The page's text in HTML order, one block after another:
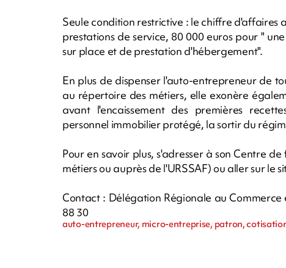
Seule condition restrictive : le chiffre d'affaires
prestations de service, 80 000 euros pour "
sur place et de prestation d'hébergement".
En plus de dispenser l'auto-entrepreneur de
au répertoire des métiers, elle exonère
avant l'encaissement des premières
personnel immobilier protégé, la sortir du
Pour en savoir plus, s'adresser à son Centre
métiers ou auprès de l'URSSAF) ou aller sur le
Contact : Délégation Régionale au
88 30
auto-entrepreneur, micro-entreprise, patron,